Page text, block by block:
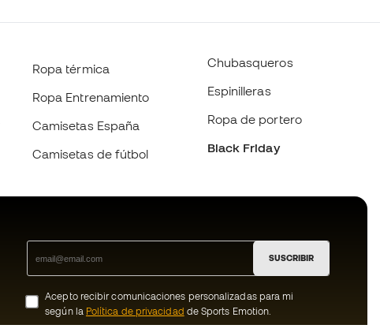
Ropa térmica
Ropa Entrenamiento
Camisetas España
Camisetas de fútbol
Chubasqueros
Espinilleras
Ropa de portero
Black Friday
SUSCRIBIR
Acepto recibir comunicaciones personalizadas para mi
según la Política de privacidad de Sports Emotion.